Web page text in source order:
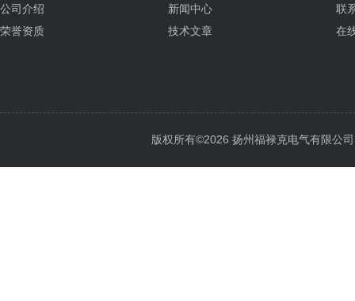
公司介绍
荣誉资质
新闻中心
技术文章
联
在
版权所有©2026 扬州福禄克电气有限公